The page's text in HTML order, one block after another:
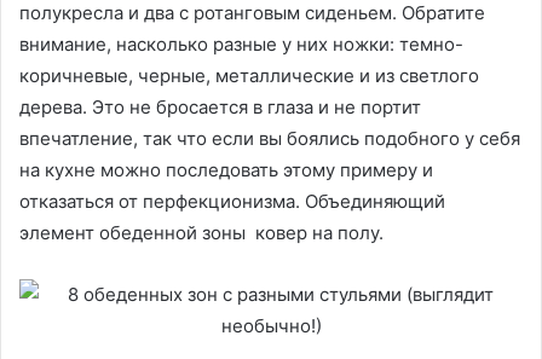
полукресла и два с ротанговым сиденьем. Обратите
внимание, насколько разные у них ножки: темно-
коричневые, черные, металлические и из светлого
дерева. Это не бросается в глаза и не портит
впечатление, так что если вы боялись подобного у себя
на кухне можно последовать этому примеру и
отказаться от перфекционизма. Объединяющий
элемент обеденной зоны ковер на полу.